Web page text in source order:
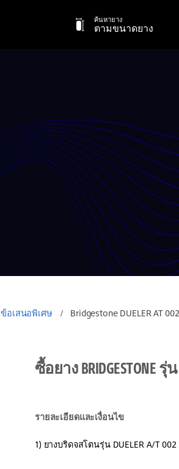
ค้นหายาง
ตามขนาดยาง
ข้อเสนอพิเศษ / Bridgestone DUELER AT 002
ซื้อยาง
รายละเอียดและเงื่อนไข
1) ยางบริดจสโตนรุ่น DUELER A/T